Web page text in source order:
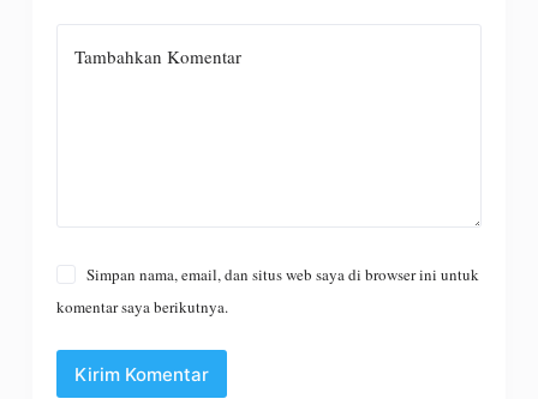
Tambahkan Komentar
Simpan nama, email, dan situs web saya di browser ini untuk
komentar saya berikutnya.
Kirim Komentar